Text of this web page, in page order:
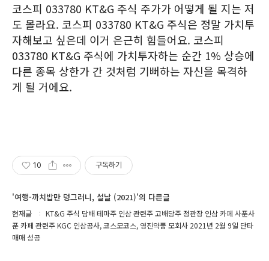
코스피 033780 KT&G 주식 주가가 어떻게 될 지는 저
도 몰라요. 코스피 033780 KT&G 주식은 정말 가치투
자해보고 싶은데 이거 은근히 힘들어요. 코스피
033780 KT&G 주식에 가치투자하는 순간 1% 상승에
다른 종목 상한가 간 것처럼 기뻐하는 자신을 목격하
게 될 거에요.
10 구독하기
'여행-까치밥만 덩그러니, 설날 (2021)'의 다른글
현재글
KT&G 주식 담배 테마주 인삼 관련주 고배당주 정관장 인삼 카페 사푼사
푼 카페 관련주 KGC 인삼공사, 코스모코스, 영진약품 모회사 2021년 2월 9일 단타
매매 성공